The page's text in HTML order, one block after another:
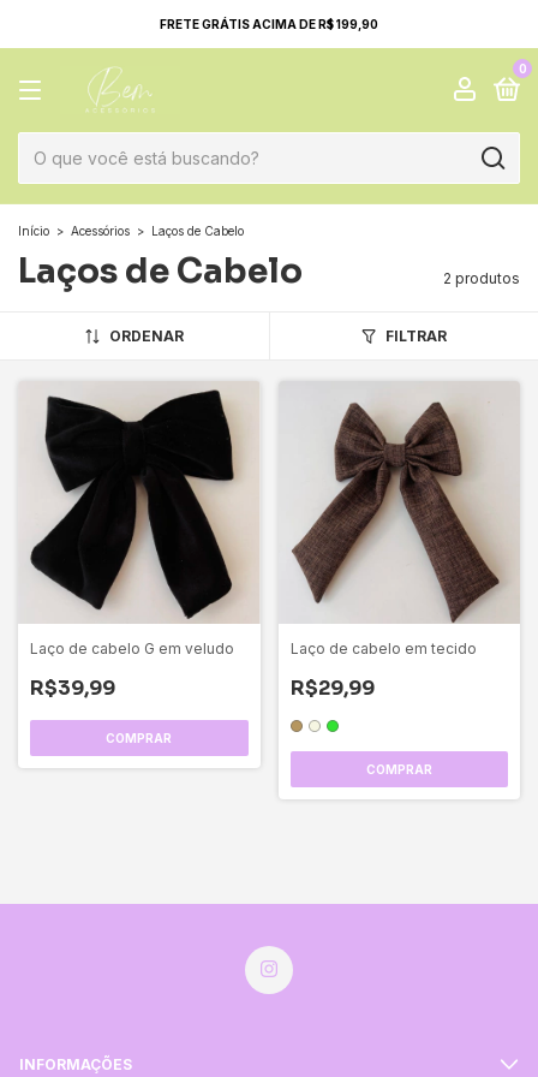
FRETE GRÁTIS ACIMA DE R$ 199,90
0
Início > Acessórios > Laços de Cabelo
Laços de Cabelo 2 produtos
ORDENAR FILTRAR
Laço de cabelo G em veludo
R$39,99
Laço de cabelo em tecido
R$29,99
COMPRAR
INFORMAÇÕES